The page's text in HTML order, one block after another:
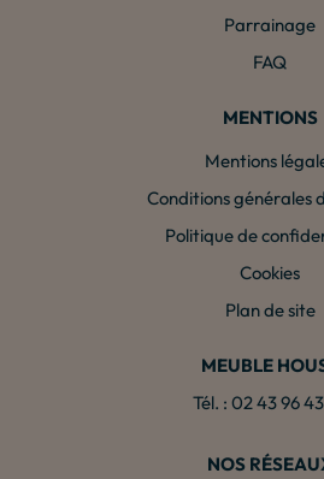
Parrainage
FAQ
MENTIONS
Mentions
Conditions générales
Politique de
Cookies
Plan de site
MEUBLE
Tél. : 02 43 96
NOS